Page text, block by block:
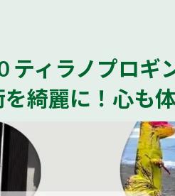
ティラノプロギ
綺麗に！心も